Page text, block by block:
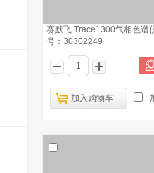
赛默飞 Trace1300气相色谱
号：30302249
加入购物车